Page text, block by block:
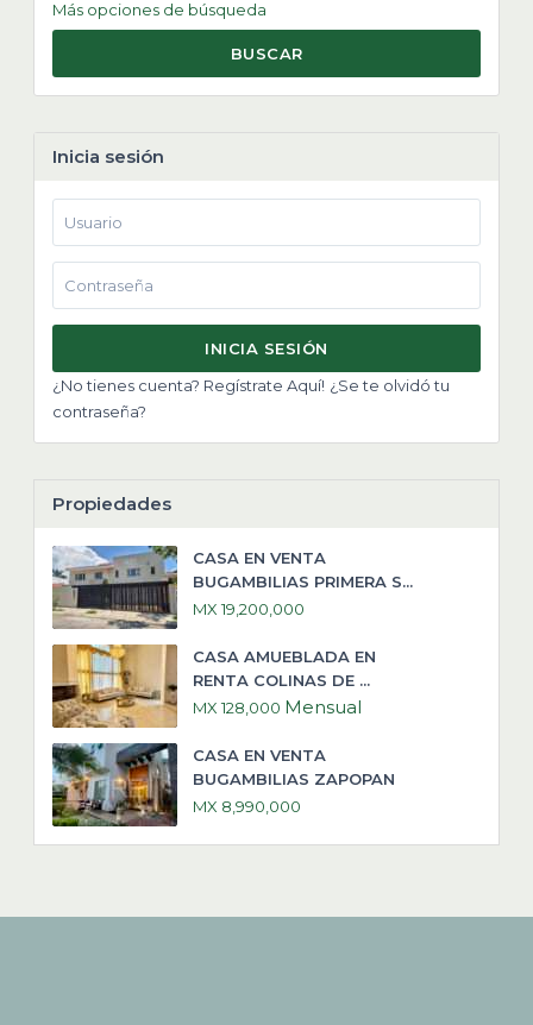
Más opciones de búsqueda
BUSCAR
Inicia sesión
INICIA SESIÓN
¿No tienes cuenta? Regístrate Aquí! ¿Se te olvidó tu
contraseña?
Propiedades
CASA EN VENTA
BUGAMBILIAS PRIMERA S...
MX 19,200,000
CASA AMUEBLADA EN
RENTA COLINAS DE ...
MX 128,000 Mensual
CASA EN VENTA
BUGAMBILIAS ZAPOPAN
MX 8,990,000